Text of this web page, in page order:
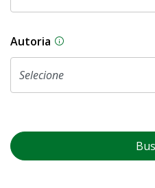
Autoria As proposições